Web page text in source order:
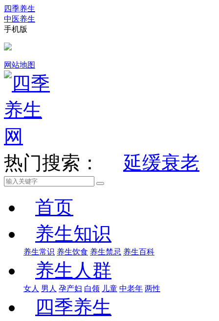
四季养生
中医养生
手机版
网站地图
热门搜索： 延缓衰老
首页
养生知识
养生常识 养生饮食 养生禁忌 养生百科
养生人群
女人 男人 孕产妇 白领 儿童 中老年 两性
四季养生